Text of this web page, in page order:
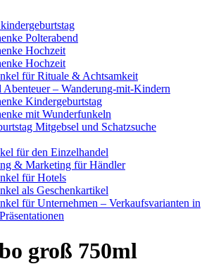
Polterabend
Hochzeit
Hochzeit
für Rituale & Achtsamkeit
Abenteuer – Wanderung-mit-Kindern
Kindergeburtstag
mit Wunderfunkeln
Mitgebsel und Schatzsuche
für den Einzelhandel
& Marketing für Händler
für Hotels
als Geschenkartikel
für Unternehmen – Verkaufsvarianten in
groß 750ml